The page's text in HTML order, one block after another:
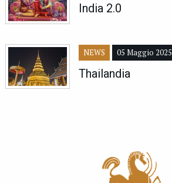
India 2.0
NEWS 05 Maggio 2025
Thailandia